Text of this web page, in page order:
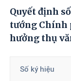
Quyết định
tướng Chính
hưởng thụ
Số ký hiệu